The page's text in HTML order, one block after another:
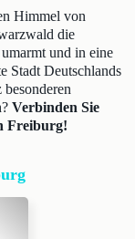
Himmel von
die
und in eine
Stadt Deutschlands
Verbinden Sie
Freiburg!